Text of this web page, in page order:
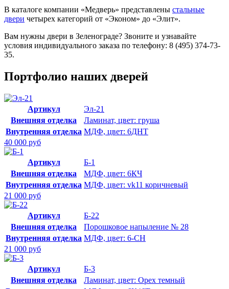
В каталоге компании «Медверь» представлены стальные
двери четырех категорий от «Эконом» до «Элит».
Вам нужны двери в Зеленограде? Звоните и узнавайте
условия индивидуального заказа по телефону: 8 (495) 374-73-
35.
Портфолио наших дверей
Артикул
Эл-21
Внешняя отделка
Ламинат, цвет: груша
Внутренняя отделка МДФ, цвет: 6ДНТ
40 000 руб
Артикул
Б-1
Внешняя отделка
МДФ, цвет: 6КЧ
Внутренняя отделка МДФ, цвет: vk11 коричневый
21 000 руб
Артикул
Б-22
Внешняя отделка
Порошковое напыление № 28
Внутренняя отделка МДФ, цвет: 6-СН
21 000 руб
Артикул
Б-3
Внешняя отделка
Ламинат, цвет: Орех темный